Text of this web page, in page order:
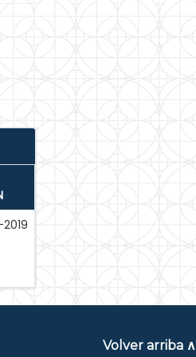
Volver arriba ∧